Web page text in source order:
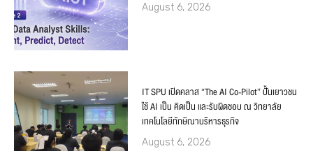
August 6, 2026
IT SPU เปิดคลาส “The AI Co-Pilot” ปั้นเยาวชน
ใช้ AI เป็น คิดเป็น และรับผิดชอบ ณ วิทยาลัย
เทคโนโลยีทักษิณาบริหารธุรกิจ
August 6, 2026